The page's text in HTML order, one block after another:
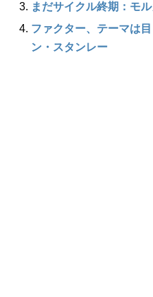
まだサイクル終期：モ
ファクター、テーマは
ン・スタンレー